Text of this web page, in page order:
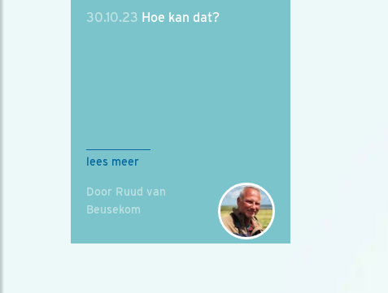
30.10.23 Hoe kan dat?
lees meer
Door Ruud van
Beusekom